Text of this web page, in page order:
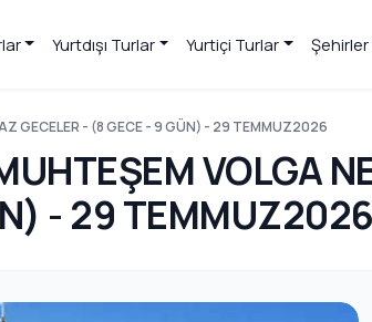
Yurtdışı Turlar Yurtiçi Turlar Şehirler
GECELER - (8 GECE - 9 GÜN) - 29 TEMMUZ2026
VOLGA
- 29 TEMMUZ2026